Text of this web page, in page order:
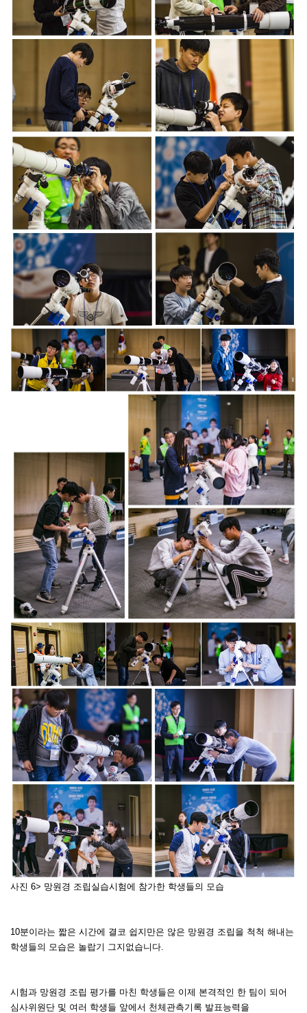
사진 6> 망원경 조립실습시험에 참가한 학생들의 모습
10분이라는 짧은 시간에 결코 쉽지만은 않은 망원경 조립을 척척 해내는
학생들의 모습은 놀랍기 그지없습니다.
시험과 망원경 조립 평가를 마친 학생들은 이제 본격적인 한 팀이 되어
심사위원단 및 여러 학생들 앞에서 천체관측기록 발표능력을